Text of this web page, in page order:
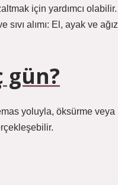
için yardımcı olabilir.
alımı: El, ayak ve ağız
gün?
yoluyla, öksürme veya